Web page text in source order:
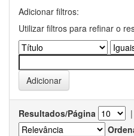
Adicionar filtros:
Utilizar filtros para refinar o
Resultados/Página |